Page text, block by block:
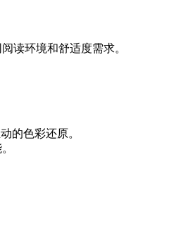
读环境和舒适度需求。
的色彩还原。